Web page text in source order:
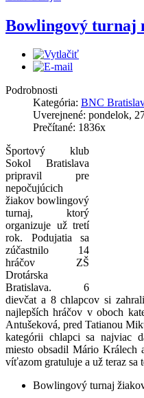
Bowlingový turnaj
Podrobnosti
Kategória: BNC
Uverejnené: pondelok,
Prečítané: 1836x
Športový klub
Sokol Bratislava
pripravil pre
nepočujúcich
žiakov bowlingový
turnaj, ktorý
organizuje už tretí
rok. Podujatia sa
zúčastnilo 14
hráčov ZŠ
Drotárska
Bratislava. 6
dievčat a 8 chlapcov si
najlepších hráčov v oboch
Antušeková, pred Tatianou
kategórii chlapci sa najviac
miesto obsadil Mário Králech
víťazom gratuluje a už teraz sa
Bowlingový turnaj